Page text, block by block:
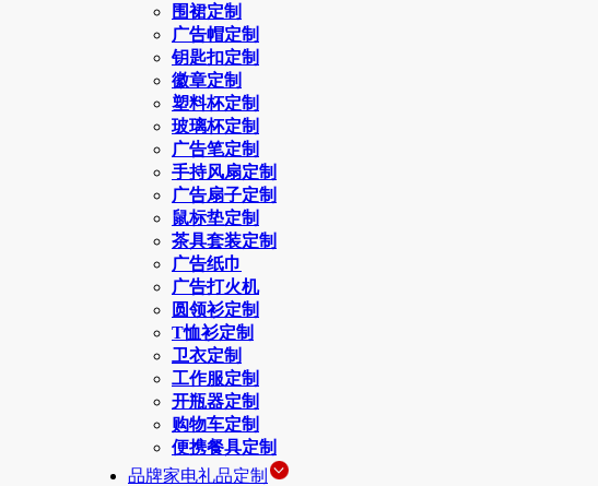
围裙定制
广告帽定制
钥匙扣定制
徽章定制
塑料杯定制
玻璃杯定制
广告笔定制
手持风扇定制
广告扇子定制
鼠标垫定制
茶具套装定制
广告纸巾
广告打火机
圆领衫定制
T恤衫定制
卫衣定制
工作服定制
开瓶器定制
购物车定制
便携餐具定制
品牌家电礼品定制